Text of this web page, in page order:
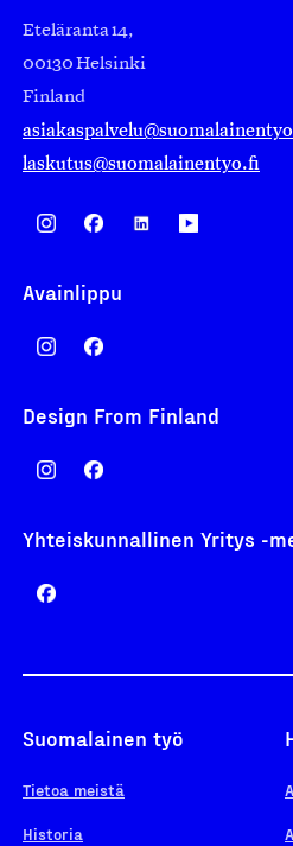
Eteläranta 14,
00130 Helsinki
Finland
laskutus@suomalainentyo.fi
Avainlippu
Design From Finland
Yhteiskunnallinen Yritys -
Suomalainen työ
Tietoa meistä
Historia